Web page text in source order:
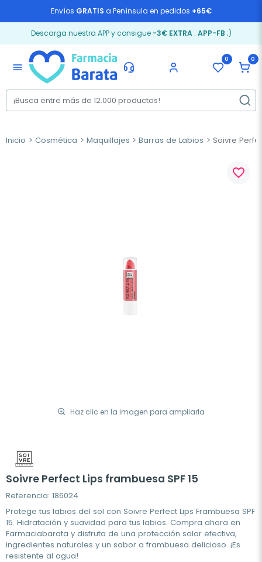
Envíos GRATIS a Península en pedidos +65€
Descarga nuestra APP y consigue -3€ EXTRA: APP-FB ;)
menu
0 0
Inicio Cosmética Maquillajes Barras de Labios Soivre
Haz clic en la imagen para ampliarla
favorite_border
Soivre Perfect Lips frambuesa SPF 15
Referencia: 186024
Protege tus labios del sol con Soivre Perfect Lips Frambuesa SPF
15. Hidratación y suavidad para tus labios. Compra ahora en
Farmaciabarata y disfruta de una protección solar efectiva,
ingredientes naturales y un sabor a frambuesa delicioso. ¡Es
resistente al agua!